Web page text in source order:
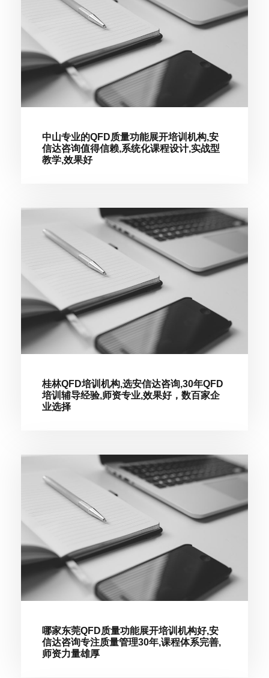
中山专业的QFD质量功能展开培训机构,安
信达咨询值得信赖,系统化课程设计,实战型
教学,效果好
桂林QFD培训机构,选安信达咨询,30年QFD
培训辅导经验,师资专业,效果好，数百家企
业选择
哪家东莞QFD质量功能展开培训机构好,安
信达咨询专注质量管理30年,课程体系完善,
师资力量雄厚